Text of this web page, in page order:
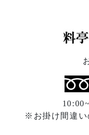
※お掛け間違い